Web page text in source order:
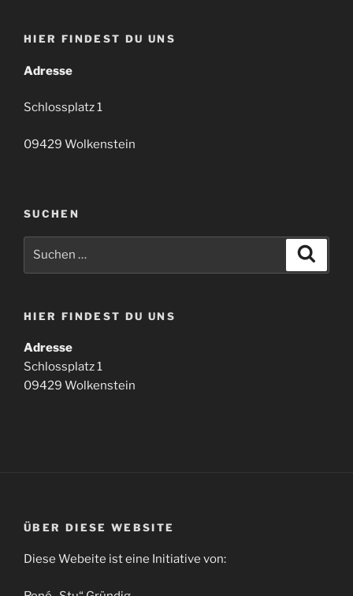
HIER FINDEST DU UNS
Adresse
Schlossplatz 1
09429 Wolkenstein
SUCHEN
HIER FINDEST DU UNS
Adresse
Schlossplatz 1
09429 Wolkenstein
ÜBER DIESE WEBSITE
Diese Webeite ist eine Initiative von: